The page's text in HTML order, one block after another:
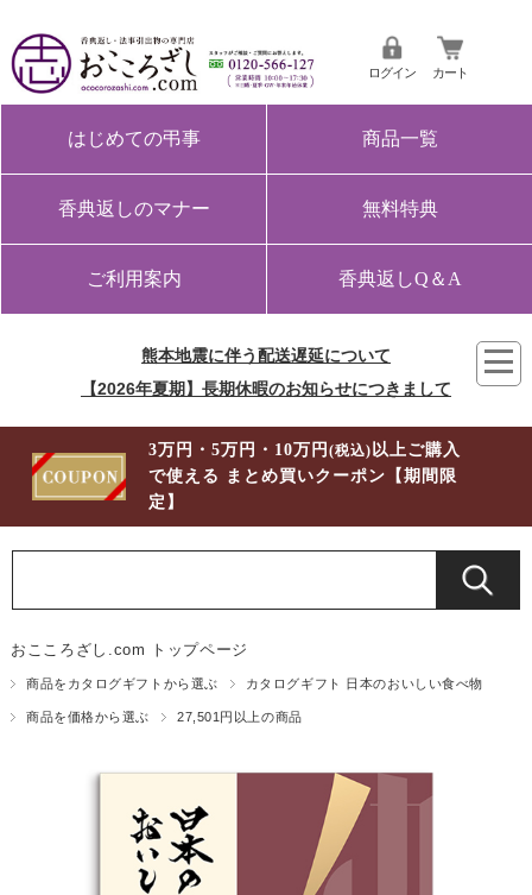
ログイン カート
はじめての弔事 商品一覧
香典返しのマナー 無料特典
ご利用案内 香典返しQ＆A
熊本地震に伴う配送遅延について
【2026年夏期】長期休暇のお知らせにつきまして
3万円・5万円・10万円(税込) 以上ご購入
で使える まとめ買いクーポン【期間限
定】
おこころざし.com トップページ
商品をカタログギフトから選ぶ カタログギフト 日本のおいしい食べ物
商品を価格から選ぶ 27,501円以上の商品